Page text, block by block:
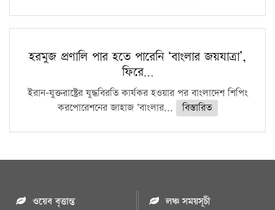
হরমুজ প্রণালি পার হতে পারেনি ‘বাংলার জয়যাত্রা’,
ফিরে…
ইরান-যুক্তরাষ্ট্রের যুদ্ধবিরতি কার্যকর হওয়ার পর বাংলাদেশ শিপিং
করপোরেশনের জাহাজ ‘বাংলার...
বিস্তারিত
ওয়েব বৃত্তান্ত
লঞ্চ সময়সূচী